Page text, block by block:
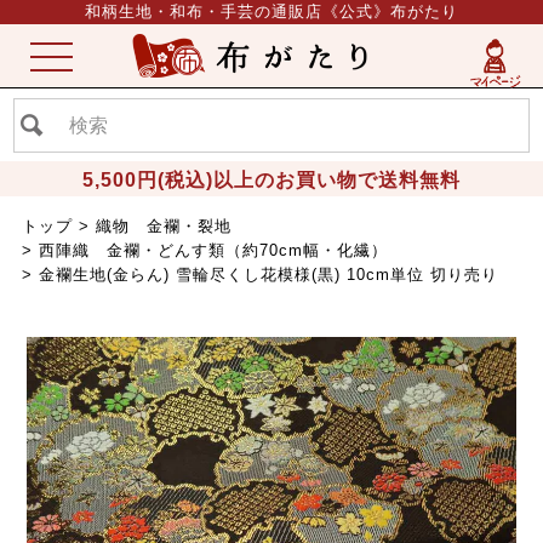
和柄生地・和布・手芸の通販店《公式》布がたり
5,500円(税込)以上のお買い物で送料無料
ME
NU
トップ
織物 金襴・裂地
西陣織 金襴・どんす類（約70cm幅・化繊）
金襴生地(金らん) 雪輪尽くし花模様(黒) 10cm単位 切り売り